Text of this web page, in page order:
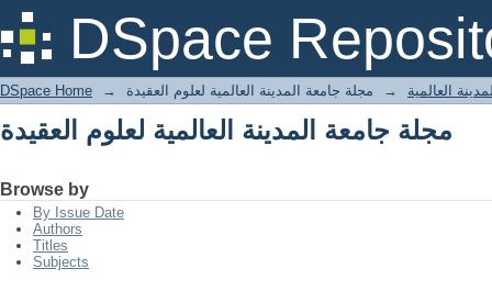
DSpace
مجلة جامعة المدينة العالمية لعلوم العقيدة
DSpace Home → العالمية → مجلة جامعة المدينة العالمية لعلوم العقيدة
مجلة جامعة المدينة العالمية لعلوم العقيدة
Browse by
By Issue Date
Authors
Titles
Subjects